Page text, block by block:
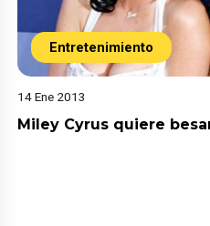
Entretenimiento
14 Ene 2013
Miley Cyrus quiere